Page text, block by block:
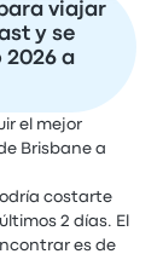
viajar
y se
2026 a
el mejor
Brisbane a
costarte
2 días. El
es de